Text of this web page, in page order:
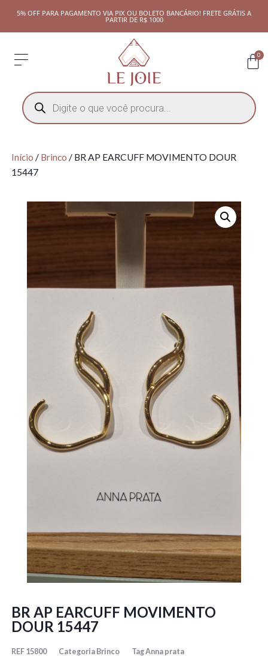
5% OFF PARA PAGAMENTO VIA PIX OU BOLETO BANCÁRIO! FRETE GRÁTIS A
PARTIR DE R$ 1000
0
Início / Brinco / BR AP EARCUFF MOVIMENTO DOUR
15447
BR AP EARCUFF MOVIMENTO
DOUR 15447
REF 15800 Categoria Brinco TagAnna prata